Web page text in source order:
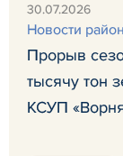
30.07.2026
Новости
Прорыв
тысячу тон
КСУП